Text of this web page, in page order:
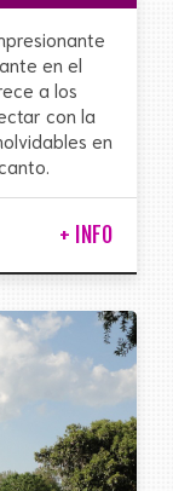
en el
a los
con la
en
+ INFO